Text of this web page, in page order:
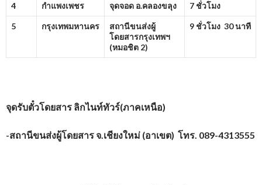
4 กำแพงเพชร จุดจอด อ.คลองขลุง 7 ชั่วโมง
5 กรุงเทพมหานคร
สถานีขนส่งผู้
โดยสารกรุงเทพฯ
(หมอชิต 2)
9 ชั่วโมง 30 นาที
จุดรับตั๋วโดยสาร ลิกไนท์ทัวร์(ภาคเหนือ)
-สถานีขนส่งผู้โดยสาร จ.เชียงใหม่ (อาเขต) โทร. 089-4313555